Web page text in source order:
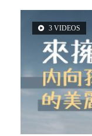
3 VIDEOS
2 VIDEOS
6 VIDEOS
6 VIDEOS
5 VIDEOS